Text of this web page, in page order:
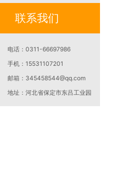
联系我们
电话： 0311-66697986
手机： 15531107201
邮箱： 345458544@qq.com
地址： 河北省保定市东吕工业园